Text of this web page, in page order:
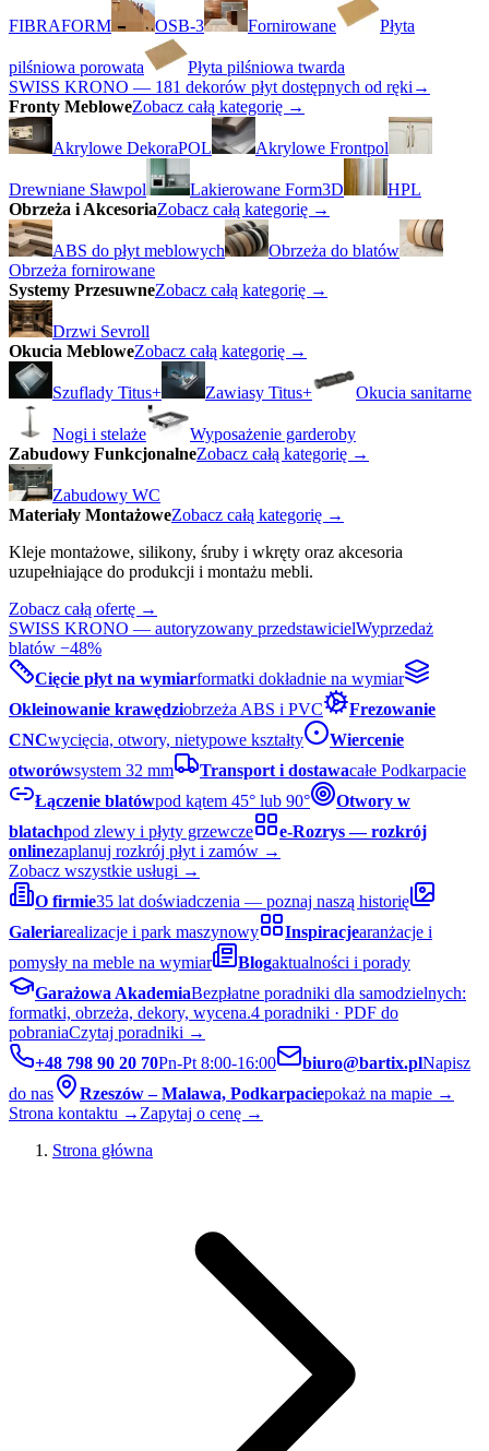
FIBRAFORM OSB-3 Fornirowane Płyta
pilśniowa porowata
Płyta pilśniowa twarda
SWISS KRONO — 181 dekorów płyt dostępnych od ręki →
Fronty MebloweZobacz całą kategorię →
Akrylowe DekoraPOL Akrylowe Frontpol
Drewniane Sławpol Lakierowane Form3D
HPL
Obrzeża i AkcesoriaZobacz całą kategorię →
ABS do płyt meblowych
Obrzeża do blatów
Obrzeża fornirowane
Systemy PrzesuwneZobacz całą kategorię →
Drzwi Sevroll
Okucia MebloweZobacz całą kategorię →
Szuflady Titus+ Zawiasy Titus+ Okucia sanitarne
Nogi i stelaże
Wyposażenie garderoby
Zabudowy FunkcjonalneZobacz całą kategorię →
Zabudowy WC
Materiały MontażoweZobacz całą kategorię →
Kleje montażowe, silikony, śruby i wkręty oraz akcesoria
uzupełniające do produkcji i montażu mebli.
Zobacz całą ofertę →
SWISS KRONO — autoryzowany przedstawicielWyprzedaż
blatów −48%
Cięcie płyt na wymiarformatki dokładnie na wymiar
Okleinowanie krawędziobrzeża ABS i PVC
Frezowanie
CNCwycięcia, otwory, nietypowe kształty
Wiercenie
otworówsystem 32 mm Transport i dostawacałe Podkarpacie
Łączenie blatówpod kątem 45° lub 90°
Otwory w
blatachpod zlewy i płyty grzewcze
e-Rozrys — rozkrój
onlinezaplanuj rozkrój płyt i zamów →
Zobacz wszystkie usługi →
O firmie35 lat doświadczenia — poznaj naszą historię
Galeriarealizacje i park maszynowy Inspiracjearanżacje i
pomysły na meble na wymiar
Blogaktualności i porady
Garażowa AkademiaBezpłatne poradniki dla samodzielnych:
formatki, obrzeża, dekory, wycena.4 poradniki · PDF do
pobraniaCzytaj poradniki →
+48 798 90 20 70Pn-Pt 8:00-16:00 biuro@bartix.plNapisz
do nas
Rzeszów – Malawa, Podkarpaciepokaż na mapie →
Strona kontaktu → Zapytaj o cenę →
Strona główna